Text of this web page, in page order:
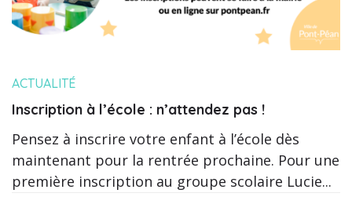
ACTUALITÉ
Inscription à l’école : n’attendez pas !
Pensez à inscrire votre enfant à l’école dès
maintenant pour la rentrée prochaine. Pour une
première inscription au groupe scolaire Lucie...